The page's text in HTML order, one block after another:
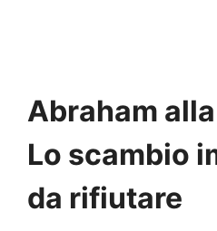
Abraham
Lo scambio
da rifiutare